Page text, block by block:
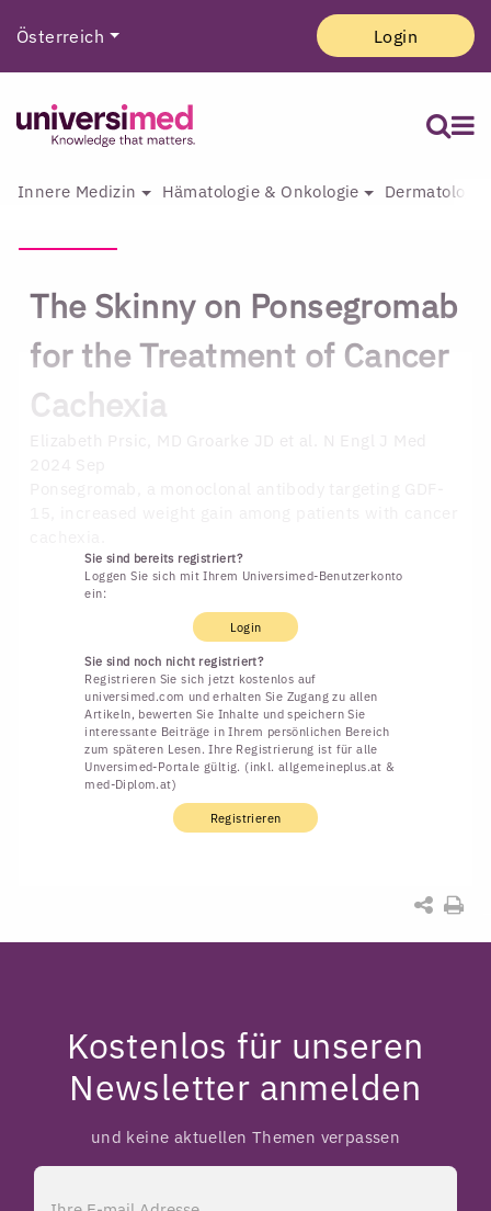
Österreich Login
Innere Medizin Hämatologie & Onkologie
The Skinny on Ponsegromab
for the Treatment of Cancer
Cachexia
Sie sind bereits registriert?
Loggen Sie sich mit Ihrem Universimed-Benutzerkonto
ein:
Login
Sie sind noch nicht registriert?
Registrieren Sie sich jetzt kostenlos auf
universimed.com und erhalten Sie Zugang zu allen
Artikeln, bewerten Sie Inhalte und speichern Sie
interessante Beiträge in Ihrem persönlichen Bereich
zum späteren Lesen. Ihre Registrierung ist für alle
Unversimed-Portale gültig. (inkl. allgemeineplus.at &
med-Diplom.at)
Registrieren
Kostenlos für unseren
Newsletter anmelden
und keine aktuellen Themen verpassen